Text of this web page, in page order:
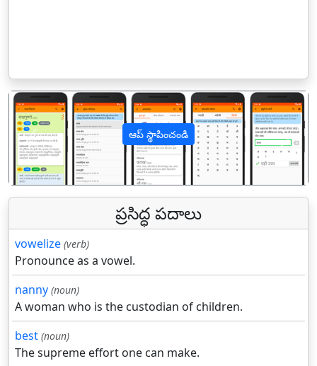
ఆప్ స్థాపించండి
पिछला
ప్రసిద్ధ పదాలు
vowelize (verb)
Pronounce as a vowel.
nanny (noun)
A woman who is the custodian of children.
best (noun)
The supreme effort one can make.